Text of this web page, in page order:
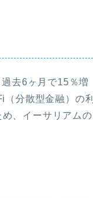
去6ヶ月で15％増
分散型金融）の利
、イーサリアムの